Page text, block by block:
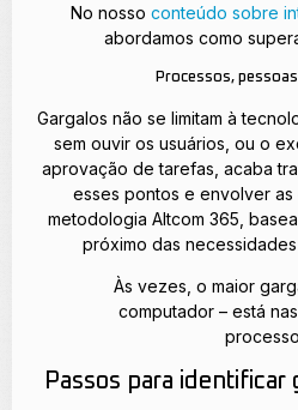
No nosso conteúdo sobre
abordamos como
Processos,
Gargalos não se limitam à
sem ouvir os usuários, ou o
aprovação de tarefas, acaba
esses pontos e envolver
metodologia Altcom 365,
próximo das
Às vezes, o maior
computador – está
Passos para identificar